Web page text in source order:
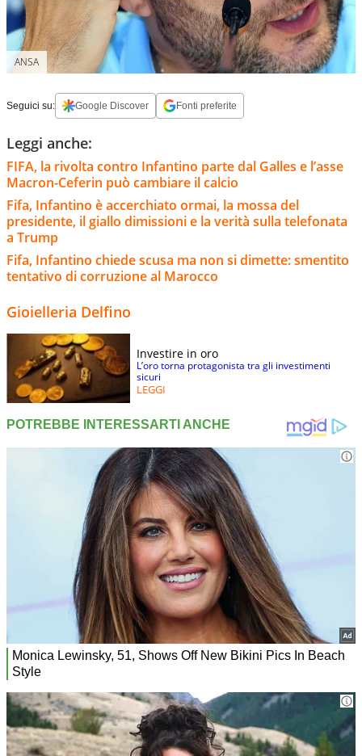
ANSA
Seguici su: Google Discover Fonti preferite
Leggi anche:
FIFA, la rivolta contro Infantino parte dal Galles e l’asse
Macron-Ceferin può cambiare il calcio
Fifa, Infantino è accerchiato ormai, la mossa del
presidente, il giallo dimissioni e la verità sulla telefonata
a Trump
Fifa, Infantino chiede scusa ma non si dimette: smentito
tentativo di corruzione al Marocco
Gioielleria Delfino
Investire in oro
L’oro torna protagonista tra gli investimenti
sicuri
LEGGI